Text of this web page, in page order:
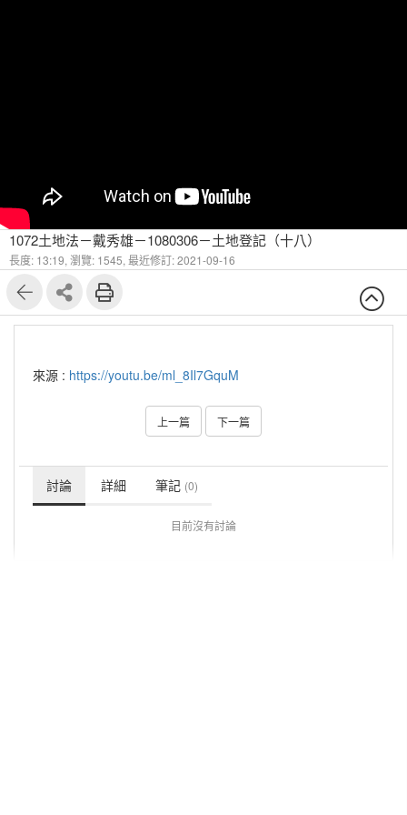
1072土地法－戴秀雄－1080306－土地登記（十八）
長度: 13:19, 瀏覽: 1545, 最近修訂: 2021-09-16
來源 : https://youtu.be/ml_8Il7GquM
上一篇 下一篇
討論 詳細 筆記 (0)
目前沒有討論